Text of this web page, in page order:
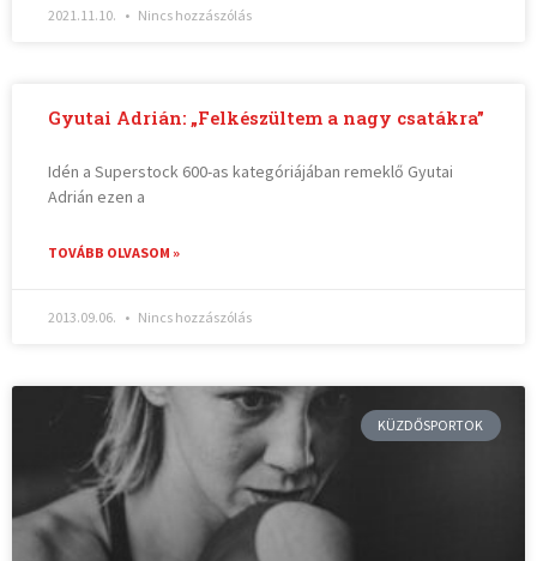
2021.11.10. Nincs hozzászólás
Gyutai Adrián: „Felkészültem a nagy csatákra”
Idén a Superstock 600-as kategóriájában remeklő Gyutai
Adrián ezen a
TOVÁBB OLVASOM »
2013.09.06. Nincs hozzászólás
KÜZDŐSPORTOK